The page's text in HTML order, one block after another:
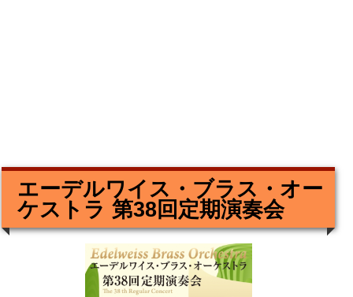
エーデルワイス・ブラス・オー
ケストラ 第38回定期演奏会